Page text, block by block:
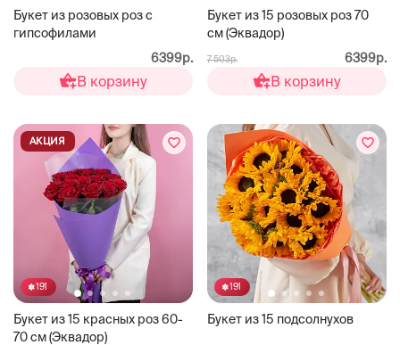
Букет из розовых роз с
гипсофилами
6399р.
В корзину
Букет из 15 розовых роз 70
см (Эквадор)
7 503р. 6399р.
В корзину
191
Букет из 15 красных роз 60-
70 см (Эквадор)
АКЦИЯ
191
Букет из 15 подсолнухов